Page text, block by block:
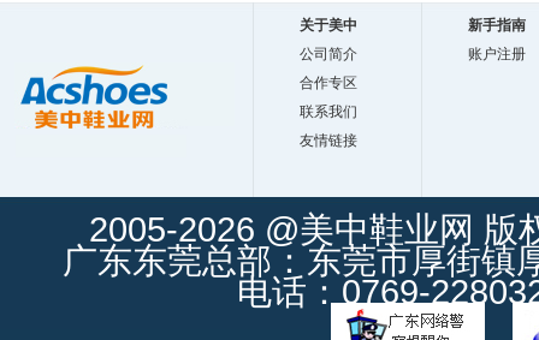
关于美中
公司简介
合作专区
联系我们
友情链接
新手指南
账户注册
2005-2026 @美中鞋业网 版
广东东莞总部：东莞市厚街镇
电话：0769-